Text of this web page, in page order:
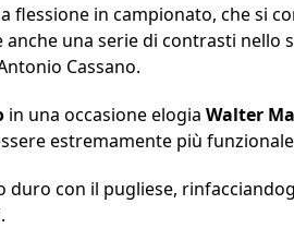
flessione in campionato, che si
una serie di contrasti
Cassano.
in una occasione elogia Walter
estremamente più
duro con il pugliese,